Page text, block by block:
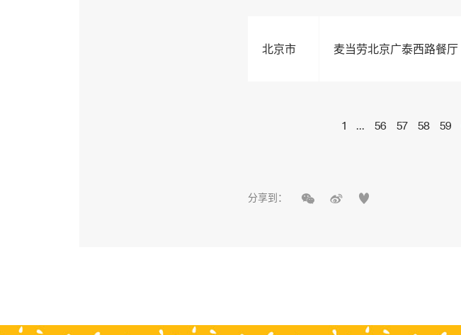
北京市 麦当劳北京广泰西路餐厅
1 ... 56 57 58 59
分享到：   